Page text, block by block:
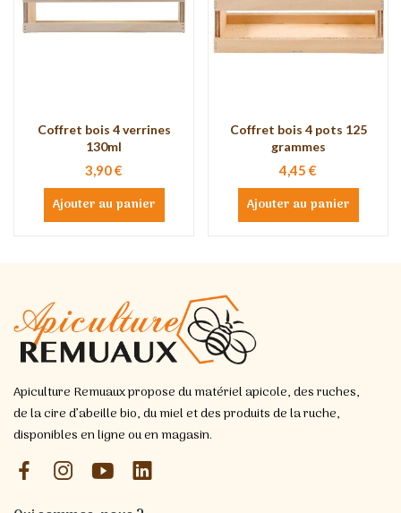
Coffret bois 4 verrines
130ml
3,90 €
Ajouter au panier
Coffret bois 4 pots 125
grammes
4,45 €
Ajouter au panier
Apiculture Remuaux propose du matériel apicole, des ruches,
de la cire d’abeille bio, du miel et des produits de la ruche,
disponibles en ligne ou en magasin.